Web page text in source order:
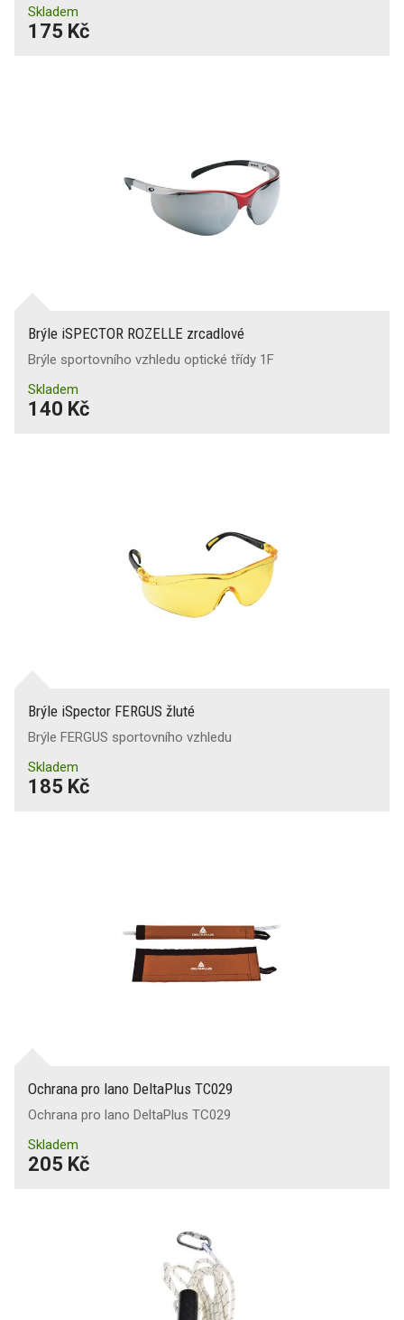
Skladem
175 Kč
Brýle iSPECTOR ROZELLE zrcadlové
Brýle sportovního vzhledu optické třídy 1F
Skladem
140 Kč
Brýle iSpector FERGUS žluté
Brýle FERGUS sportovního vzhledu
Skladem
185 Kč
Ochrana pro lano DeltaPlus TC029
Ochrana pro lano DeltaPlus TC029
Skladem
205 Kč